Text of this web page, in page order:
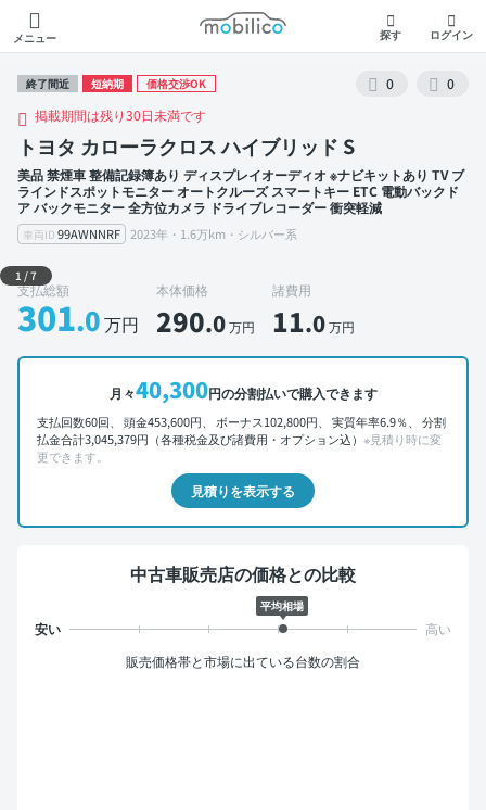
メニュー
モビリコ
探す ログイン
終了間近 短納期 価格交渉OK 0
0
掲載期間は残り30日未満です
トヨタ カローラクロス ハイブリッド S
美品 禁煙車 整備記録簿あり ディスプレイオーディオ ※ナビキットあり TV ブ
ラインドスポットモニター オートクルーズ スマートキー ETC 電動バックド
ア バックモニター 全方位カメラ ドライブレコーダー 衝突軽減
車両ID 99AWNNRF 2023年・1.6万km・シルバー系
外装 左前
1 /7
支払総額
301.0万円
本体価格
290.0万円
諸費用
11.0万円
月々40,300円の分割払いで購入できます
支払回数60回、 頭金453,600円、 ボーナス102,800円、 実質年率6.9％、 分割
払金合計3,045,379円（各種税金及び諸費用・オプション込） ※見積り時に変
更できます。
見積りを表示する
中古車販売店の価格との比較
平均相場
販売価格帯と市場に出ている台数の割合